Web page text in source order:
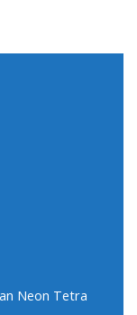
Neon Tetra